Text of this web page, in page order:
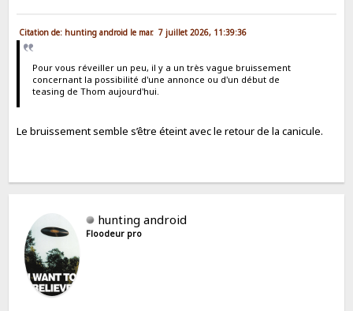
Citation de: hunting android le mar. 7 juillet 2026, 11:39:36
Pour vous réveiller un peu, il y a un très vague bruissement
concernant la possibilité d'une annonce ou d'un début de
teasing de Thom aujourd'hui.
Le bruissement semble s’être éteint avec le retour de la canicule.
hunting android
Floodeur pro